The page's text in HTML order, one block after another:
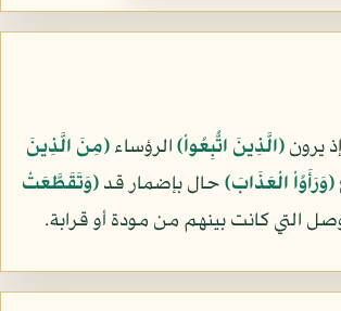
يرون﴿الَّذِينَ اتُّبِعُواْ﴾الرؤساء﴿مِنَ الَّذِينَ
﴿وَرَأَوُاْ الْعَذَابَ﴾حال بإضمار قد﴿وَتَقَطَّعَتْ
التي كانت بينهم من مودة أو قرابة.